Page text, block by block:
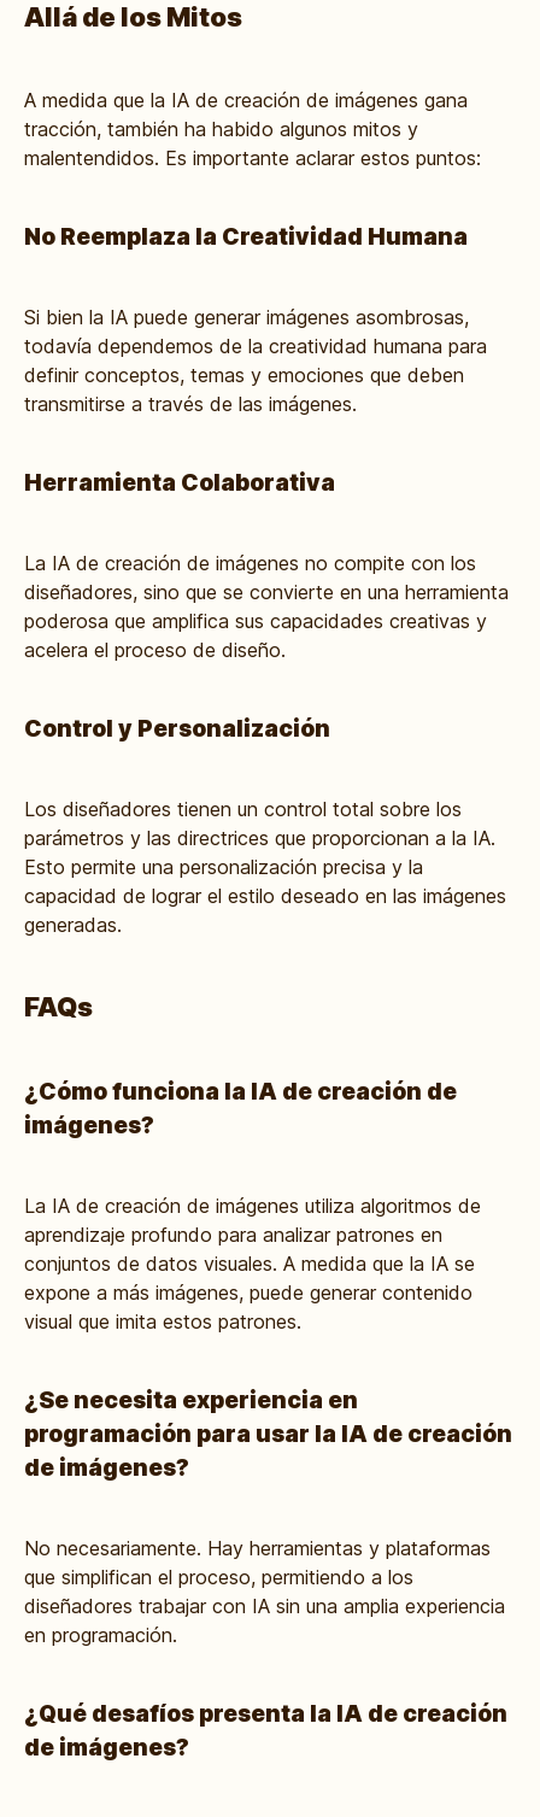
Allá de los Mitos
A medida que la IA de creación de imágenes gana
tracción, también ha habido algunos mitos y
malentendidos. Es importante aclarar estos puntos:
No Reemplaza la Creatividad Humana
Si bien la IA puede generar imágenes asombrosas,
todavía dependemos de la creatividad humana para
definir conceptos, temas y emociones que deben
transmitirse a través de las imágenes.
Herramienta Colaborativa
La IA de creación de imágenes no compite con los
diseñadores, sino que se convierte en una herramienta
poderosa que amplifica sus capacidades creativas y
acelera el proceso de diseño.
Control y Personalización
Los diseñadores tienen un control total sobre los
parámetros y las directrices que proporcionan a la IA.
Esto permite una personalización precisa y la
capacidad de lograr el estilo deseado en las imágenes
generadas.
FAQs
¿Cómo funciona la IA de creación de
imágenes?
La IA de creación de imágenes utiliza algoritmos de
aprendizaje profundo para analizar patrones en
conjuntos de datos visuales. A medida que la IA se
expone a más imágenes, puede generar contenido
visual que imita estos patrones.
¿Se necesita experiencia en
programación para usar la IA de creación
de imágenes?
No necesariamente. Hay herramientas y plataformas
que simplifican el proceso, permitiendo a los
diseñadores trabajar con IA sin una amplia experiencia
en programación.
¿Qué desafíos presenta la IA de creación
de imágenes?